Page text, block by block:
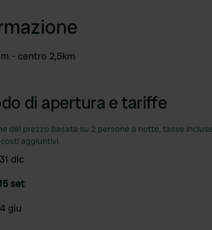
- centro 2,5km
di apertura e tariffe
del prezzo basata su 2 persone a notte, tasse
aggiuntivi.
dic
set
giu